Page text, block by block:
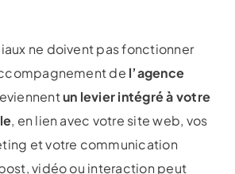
ne doivent pas fonctionner
de l’agence
un levier intégré à votre
, en lien avec votre site web, vos
et votre communication
vidéo ou interaction peut